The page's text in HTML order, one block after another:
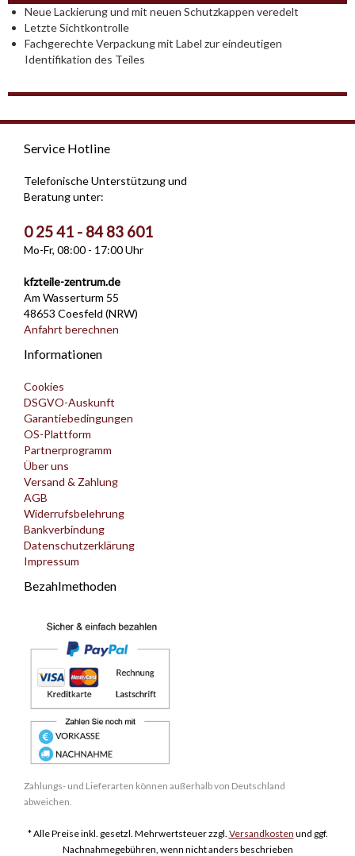
Neue Lackierung und mit neuen Schutzkappen veredelt
Letzte Sichtkontrolle
Fachgerechte Verpackung mit Label zur eindeutigen
Identifikation des Teiles
Service Hotline
Telefonische Unterstützung und
Beratung unter:
0 25 41 - 84 83 601
Mo-Fr, 08:00 - 17:00 Uhr
kfzteile-zentrum.de
Am Wasserturm 55
48653 Coesfeld (NRW)
Anfahrt berechnen
Informationen
Cookies
DSGVO-Auskunft
Garantiebedingungen
OS-Plattform
Partnerprogramm
Über uns
Versand & Zahlung
AGB
Widerrufsbelehrung
Bankverbindung
Datenschutzerklärung
Impressum
Bezahlmethoden
Zahlungs- und Lieferarten können außerhalb von Deutschland
abweichen.
* Alle Preise inkl. gesetzl. Mehrwertsteuer zzgl. Versandkosten und ggf.
Nachnahmegebühren, wenn nicht anders beschrieben